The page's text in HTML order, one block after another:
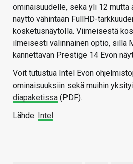
ominaisuudelle, sekä yli 12 mutta
näyttö vähintään FullHD-
kosketusnäytöllä. Viimeisestä
ilmeisesti valinnainen optio, sillä
kannettavan Prestige 14 Evon
Voit tutustua Intel Evon
ominaisuuksiin sekä muihin
diapaketissa (PDF).
Lähde: Intel